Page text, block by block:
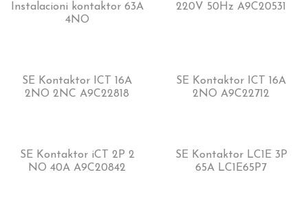
Instalacioni kontaktor 63A
4NO
220V 50Hz A9C20531
SE Kontaktor ICT 16A
2NO 2NC A9C22818
SE Kontaktor ICT 16A
2NO A9C22712
SE Kontaktor iCT 2P 2
NO 40A A9C20842
SE Kontaktor LC1E 3P
65A LC1E65P7